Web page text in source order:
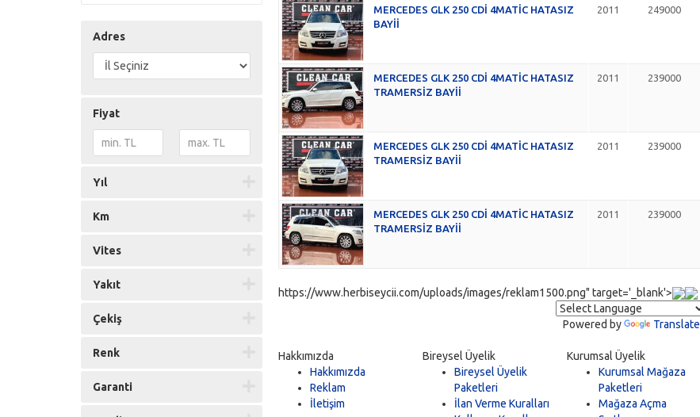
Adres
Fiyat
Yıl
Km
Vites
Yakıt
Çekiş
Renk
Garanti
MERCEDES GLK 250 CDİ 4MATİC HATASIZ
BAYİİ
2011 249000
MERCEDES GLK 250 CDİ 4MATİC HATASIZ
TRAMERSİZ BAYİİ
2011 239000
MERCEDES GLK 250 CDİ 4MATİC HATASIZ
TRAMERSİZ BAYİİ
2011 239000
MERCEDES GLK 250 CDİ 4MATİC HATASIZ
TRAMERSİZ BAYİİ
2011 239000
https://www.herbiseycii.com/uploads/images/reklam1500.png" target='_blank'>
Powered by Translate
Hakkımızda
Hakkımızda
Reklam
İletişim
Bireysel Üyelik
Bireysel Üyelik
Paketleri
İlan Verme Kuralları
Kurumsal Üyelik
Kurumsal Mağaza
Paketleri
Mağaza Açma